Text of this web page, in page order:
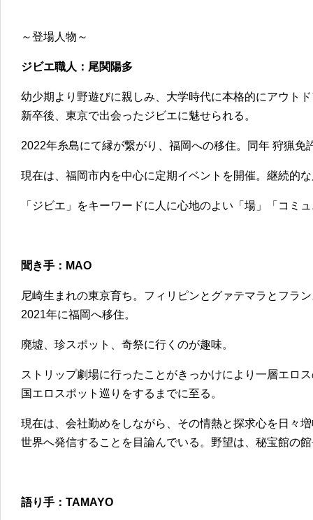
～登場人物～
ジビエ職人：尾関陽多
幼少期より野遊びに親しみ、大学時代に本格的にアウト
新卒後、東京で出会ったジビエに魅せられる。
2022年糸島にて縁が繋がり、福岡への移住。同年 狩猟免
現在は、福岡市内を中心に定期イベントを開催。継続的
「ジビエ」をキーワードに人に心地のよい「場」「コミ
聞き手：MAO
尼崎生まれの東京育ち。フィリピンとグァテマラとフラ
2021年に福岡へ移住。
廃墟、珍スポット、奇祭に行くのが趣味。
ストリップ劇場に行ったことがきっかけにより一層エロ
国エロスポット巡りをするまでに至る。
現在は、会社勤めをしながら、その情熱と探求心を日々
世界へ発信することを目論んでいる。野望は、秘宝館の
語り手：TAMAYO